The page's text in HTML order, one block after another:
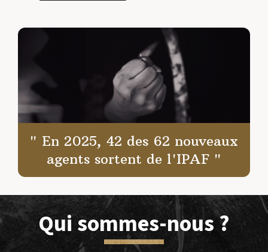
" En 2025, 42 des 62 nouveaux
agents sortent de l'IPAF "
Qui sommes-nous ?